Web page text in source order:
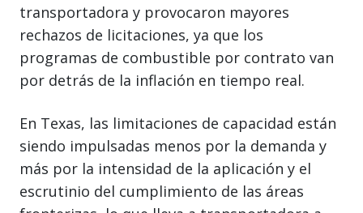
transportadora y provocaron mayores
rechazos de licitaciones, ya que los
programas de combustible por contrato van
por detrás de la inflación en tiempo real.
En Texas, las limitaciones de capacidad están
siendo impulsadas menos por la demanda y
más por la intensidad de la aplicación y el
escrutinio del cumplimiento de las áreas